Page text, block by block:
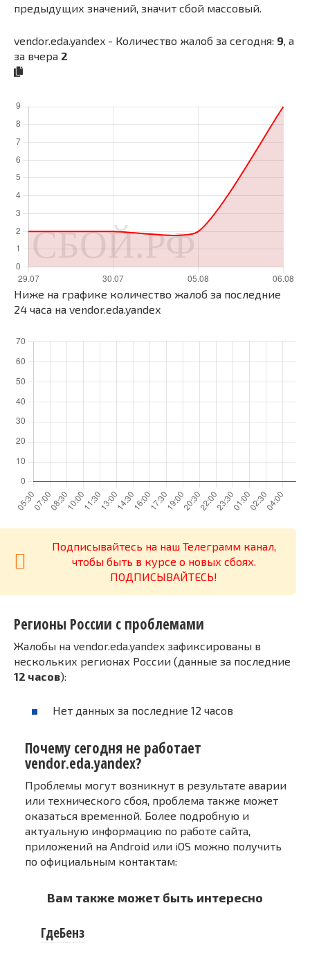
предыдущих значений, значит сбой массовый.
vendor.eda.yandex - Количество жалоб за сегодня: 9 , а
за вчера 2
Ниже на графике количество жалоб за последние
24 часа на vendor.eda.yandex
Подписывайтесь на наш Телеграмм канал,
чтобы быть в курсе о новых сбоях.
ПОДПИСЫВАЙТЕСЬ!
Регионы России с проблемами
Жалобы на vendor.eda.yandex зафиксированы в
нескольких регионах России (данные за последние
12 часов):
Нет данных за последние 12 часов
Почему сегодня не работает
vendor.eda.yandex?
Проблемы могут возникнут в результате аварии
или технического сбоя, проблема также может
оказаться временной. Более подробную и
актуальную информацию по работе сайта,
приложений на Android или iOS можно получить
по официальным контактам:
Вам также может быть интересно
ГдеБенз